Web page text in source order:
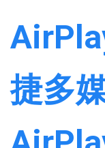
捷多